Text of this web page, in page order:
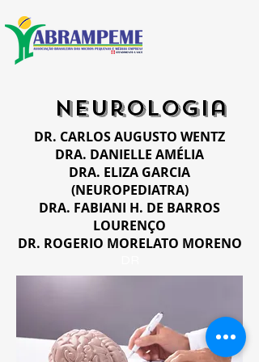
neurologia
DR. CARLOS AUGUSTO WENTZ
DRA. DANIELLE AMÉLIA
DRA. ELIZA GARCIA
(NEUROPEDIATRA)
DRA. FABIANI H. DE BARROS
LOURENÇO
DR. ROGERIO MORELATO MORENO